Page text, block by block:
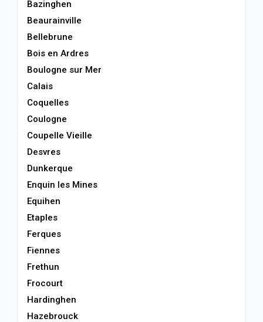
Bazinghen
Beaurainville
Bellebrune
Bois en Ardres
Boulogne sur Mer
Calais
Coquelles
Coulogne
Coupelle Vieille
Desvres
Dunkerque
Enquin les Mines
Equihen
Etaples
Ferques
Fiennes
Frethun
Frocourt
Hardinghen
Hazebrouck